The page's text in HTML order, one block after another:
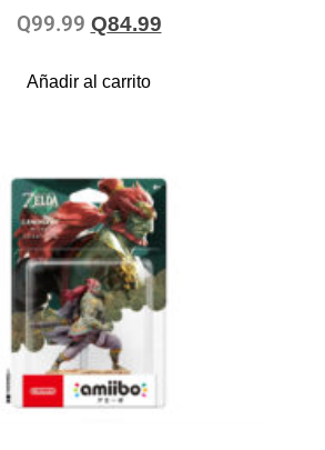
Q99.99 Q84.99
Añadir al carrito